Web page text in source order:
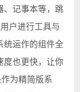
、记事本等，跳
户进行工具与
统运作的组件全
度也更快，让你
为精简版系